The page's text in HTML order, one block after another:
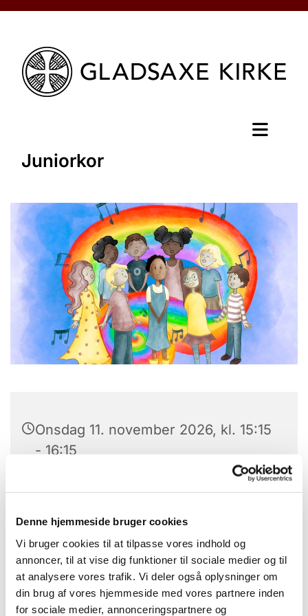
Denne hjemmeside bruger cookies
Vi bruger cookies til at tilpasse vores indhold og
annoncer, til at vise dig funktioner til sociale medier og til
at analysere vores trafik. Vi deler også oplysninger om
din brug af vores hjemmeside med vores partnere inden
for sociale medier, annonceringspartnere og
Juniorkor
Onsdag 11. november 2026, kl. 15:15
- 16:15
Laden, Provst Bentzons Vej 1, 2860
Karen Gramkow